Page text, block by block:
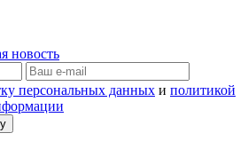
новость
персональных данных и политикой